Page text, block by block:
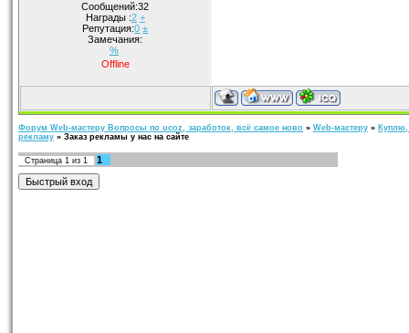
Сообщений:32
Награды :2 +
Репутация:0 ±
Замечания:
%
Offline
Форум Web-мастеру Вопросы по ucoz, заработок, всё самое ново » Web-мастеру »
рекламу » Заказ рекламы у нас на сайте
Страница 1 из 1 1